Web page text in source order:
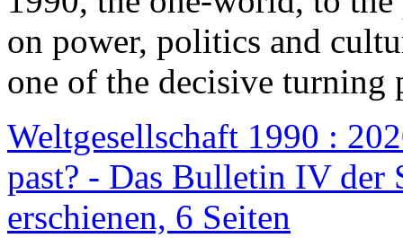
on power, politics and
one of the decisive turning
Weltgesellschaft 1990 :
past? - Das Bulletin IV der
erschienen, 6 Seiten